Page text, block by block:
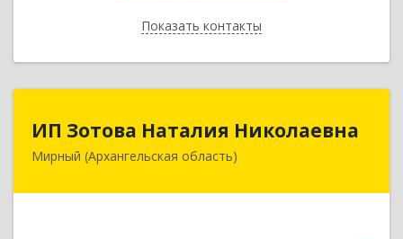
Показать контакты
Назад
ИП Зотова Наталия Николаевна
Мирный (Архангельская область)
164170, г.Мирный, Архангельской обл.,